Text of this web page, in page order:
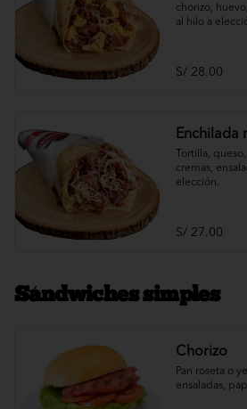
chorizo,
al hilo a
S/ 28.00
Enchilada
Tortilla,
cremas,
elección.
S/ 27.00
Sándwiches simples
Chorizo
Pan roseta o
ensaladas,